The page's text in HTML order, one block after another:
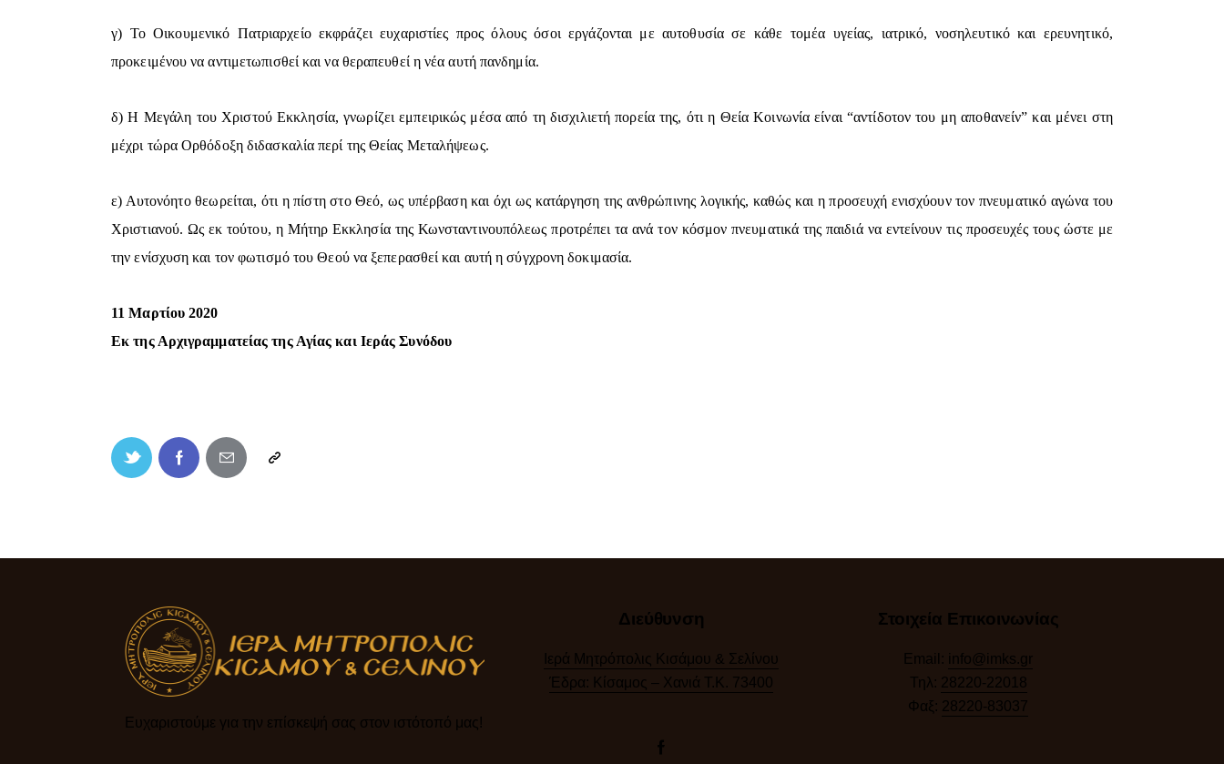
γ) Το Οικουμενικό Πατριαρχείο εκφράζει ευχαριστίες προς όλους όσοι εργάζονται με αυτοθυσία σε κάθε τομέα υγείας, ιατρικό, νοσηλευτικό και ερευνητικό,
προκειμένου να αντιμετωπισθεί και να θεραπευθεί η νέα αυτή πανδημία.
δ) Η Μεγάλη του Χριστού Εκκλησία, γνωρίζει εμπειρικώς μέσα από τη δισχιλιετή πορεία της, ότι η Θεία Κοινωνία είναι “αντίδοτον του μη αποθανείν” και μένει στη
μέχρι τώρα Ορθόδοξη διδασκαλία περί της Θείας Μεταλήψεως.
ε) Αυτονόητο θεωρείται, ότι η πίστη στο Θεό, ως υπέρβαση και όχι ως κατάργηση της ανθρώπινης λογικής, καθώς και η προσευχή ενισχύουν τον πνευματικό αγώνα του
Χριστιανού. Ως εκ τούτου, η Μήτηρ Εκκλησία της Κωνσταντινουπόλεως προτρέπει τα ανά τον κόσμον πνευματικά της παιδιά να εντείνουν τις προσευχές τους ώστε με
την ενίσχυση και τον φωτισμό του Θεού να ξεπερασθεί και αυτή η σύγχρονη δοκιμασία.
11 Μαρτίου 2020
Εκ της Αρχιγραμματείας της Αγίας και Ιεράς Συνόδου
Ευχαριστούμε για την επίσκεψή σας στον ιστότοπό μας!​
Διεύθυνση
Ιερά Μητρόπολις Κισάμου & Σελίνου
Έδρα: Κίσαμος – Χανιά Τ.Κ. 73400
Στοιχεία Επικοινωνίας
Email: info@imks.gr
Τηλ: 28220-22018
Φαξ: 28220-83037